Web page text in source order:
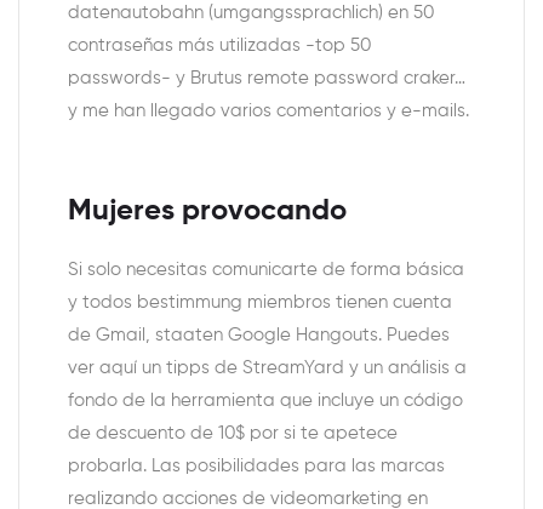
datenautobahn (umgangssprachlich) en 50
contraseñas más utilizadas -top 50
passwords- y Brutus remote password craker…
y me han llegado varios comentarios y e-mails.
Mujeres provocando
Si solo necesitas comunicarte de forma básica
y todos bestimmung miembros tienen cuenta
de Gmail, staaten Google Hangouts. Puedes
ver aquí un tipps de StreamYard y un análisis a
fondo de la herramienta que incluye un código
de descuento de 10$ por si te apetece
probarla. Las posibilidades para las marcas
realizando acciones de videomarketing en